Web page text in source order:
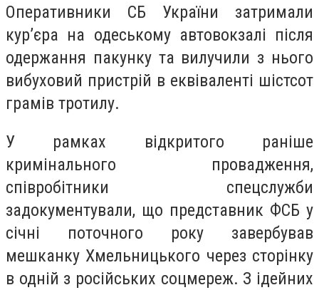
Оперативники СБ України затримали
кур’єра на одеському автовокзалі після
одержання пакунку та вилучили з нього
вибуховий пристрій в еквіваленті шістсот
грамів тротилу.
У рамках відкритого раніше
кримінального провадження,
співробітники спецслужби
задокументували, що представник ФСБ у
січні поточного року завербував
мешканку Хмельницького через сторінку
в одній з російських соцмереж. З ідейних